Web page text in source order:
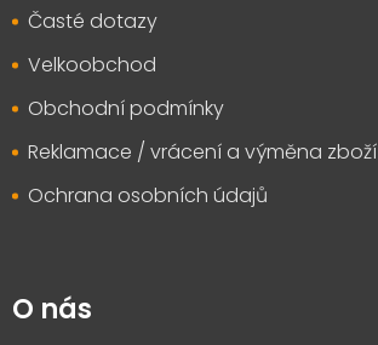
Časté dotazy
Velkoobchod
Obchodní podmínky
Reklamace / vrácení a výměna zboží
Ochrana osobních údajů
O nás